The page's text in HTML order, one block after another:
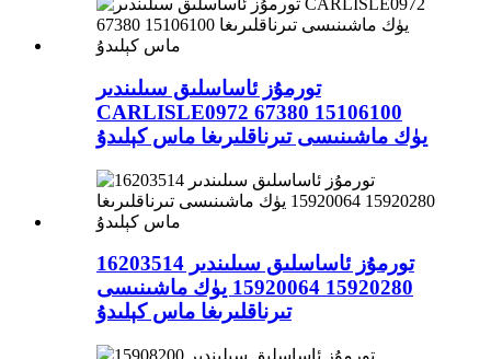
تورمۇز ئاساسلىق سىلىندىر
CARLISLE0972 67380 15106100
يۈك ماشىنىسى تىرناقلىرىغا ماس كېلىدۇ
تورمۇز ئاساسلىق سىلىندىر 16203514
15920280 15920064 يۈك ماشىنىسى
تىرناقلىرىغا ماس كېلىدۇ